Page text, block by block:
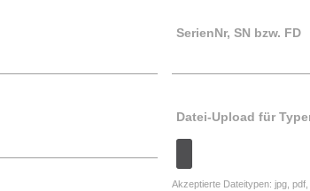
SerienNr, SN bzw. FD
Datei-Upload für
Akzeptierte Dateitypen: jpg,